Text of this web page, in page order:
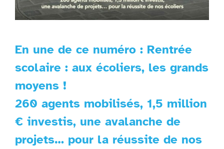
En une de ce numéro : Rentrée
scolaire : aux écoliers, les grands
moyens !
260 agents mobilisés, 1,5 million
€ investis, une avalanche de
projets… pour la réussite de nos